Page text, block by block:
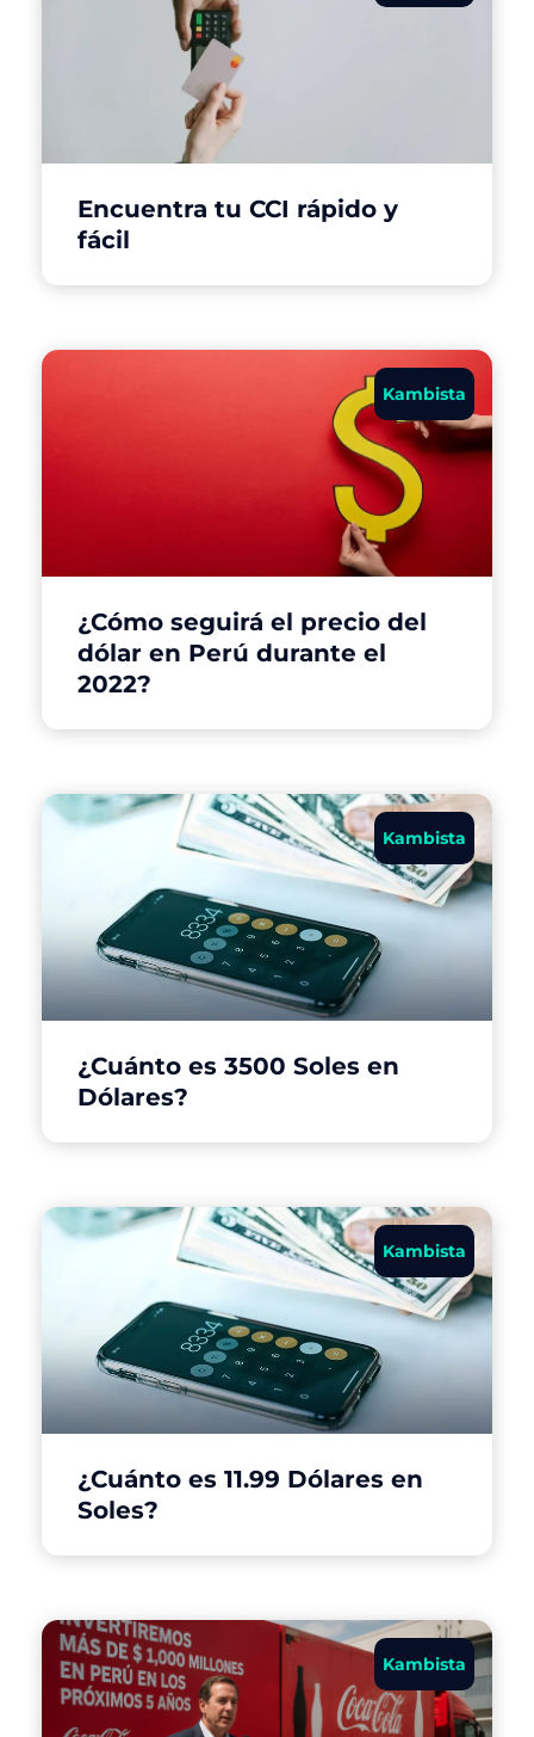
Encuentra tu CCI rápido y
fácil
Kambista
¿Cómo seguirá el precio del
dólar en Perú durante el
2022?
Kambista
¿Cuánto es 3500 Soles en
Dólares?
Kambista
¿Cuánto es 11.99 Dólares en
Soles?
Kambista